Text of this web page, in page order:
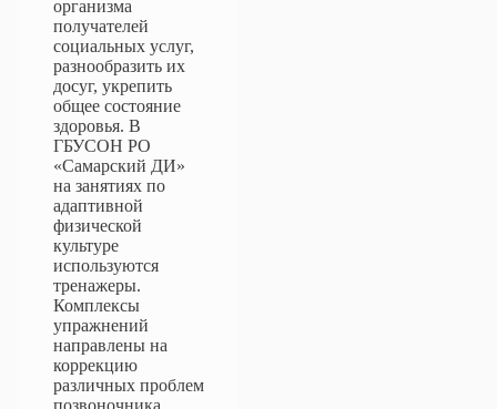
организма
получателей
социальных услуг,
разнообразить их
досуг, укрепить
общее состояние
здоровья. В
ГБУСОН РО
«Самарский ДИ»
на занятиях по
адаптивной
физической
культуре
используются
тренажеры.
Комплексы
упражнений
направлены на
коррекцию
различных проблем
позвоночника,